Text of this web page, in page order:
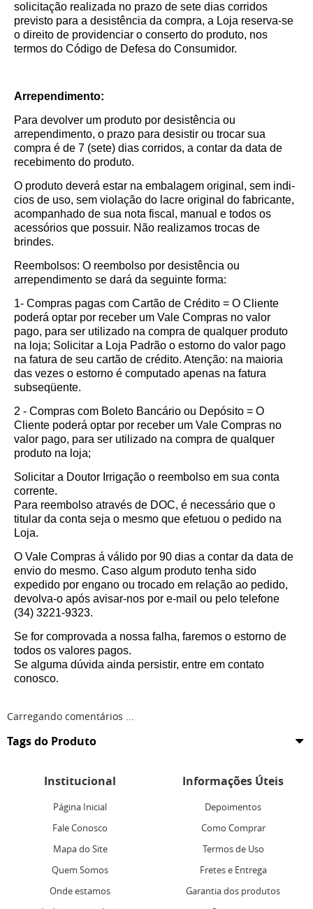
solicitação realizada no prazo de sete dias corridos
previsto para a desistência da compra, a Loja reserva-se
o direito de providenciar o conserto do produto, nos
termos do Código de Defesa do Consumidor.
Arrependimento:
Para devolver um produto por desistência ou
arrependimento, o prazo para desistir ou trocar sua
compra é de 7 (sete) dias corridos, a contar da data de
recebimento do produto.
O produto deverá estar na embalagem original, sem indi­
cios de uso, sem violação do lacre original do fabricante,
acompanhado de sua nota fiscal, manual e todos os
acessórios que possuir. Não realizamos trocas de
brindes.
Reembolsos: O reembolso por desistência ou
arrependimento se dará da seguinte forma:
1- Compras pagas com Cartão de Crédito = O Cliente
poderá optar por receber um Vale Compras no valor
pago, para ser utilizado na compra de qualquer produto
na loja; Solicitar a Loja Padrão o estorno do valor pago
na fatura de seu cartão de crédito. Atenção: na maioria
das vezes o estorno é computado apenas na fatura
subseqüente.
2 - Compras com Boleto Bancário ou Depósito = O
Cliente poderá optar por receber um Vale Compras no
valor pago, para ser utilizado na compra de qualquer
produto na loja;
Solicitar a Doutor Irrigação o reembolso em sua conta
corrente.
Para reembolso através de DOC, é necessário que o
titular da conta seja o mesmo que efetuou o pedido na
Loja.
O Vale Compras á válido por 90 dias a contar da data de
envio do mesmo. Caso algum produto tenha sido
expedido por engano ou trocado em relação ao pedido,
devolva-o após avisar-nos por e-mail ou pelo telefone
(34) 3221-9323.
Se for comprovada a nossa falha, faremos o estorno de
todos os valores pagos.
Se alguma dúvida ainda persistir, entre em contato
conosco.
Carregando comentários ...
Tags do Produto
Institucional
Página Inicial
Fale Conosco
Mapa do Site
Quem Somos
Onde estamos
Informações Úteis
Depoimentos
Como Comprar
Termos de Uso
Fretes e Entrega
Garantia dos produtos